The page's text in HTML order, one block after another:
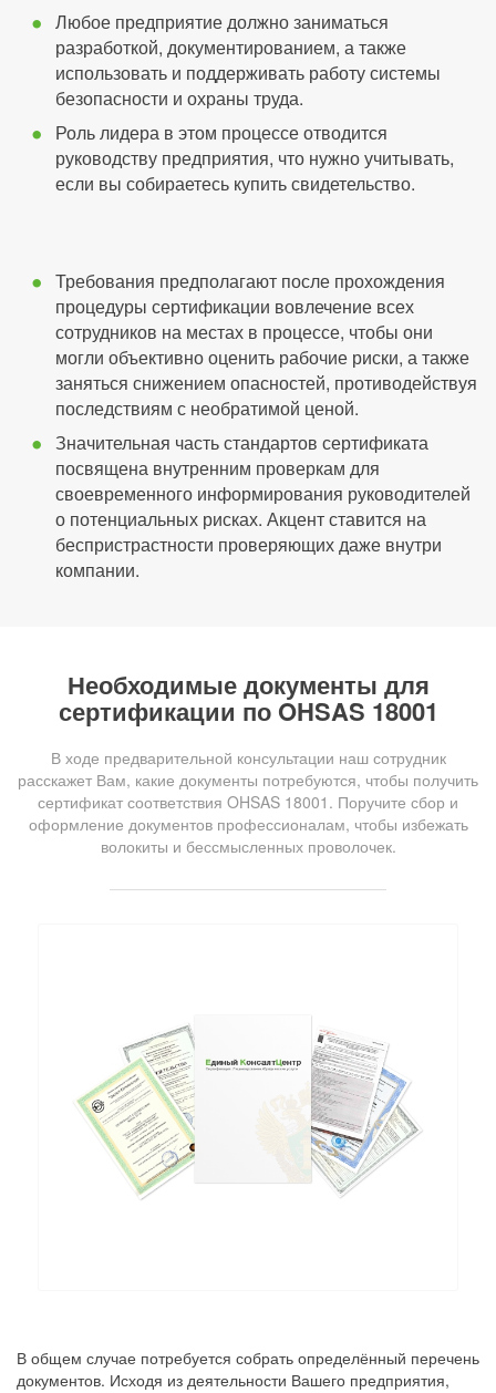
Любое предприятие должно заниматься
разработкой, документированием, а также
использовать и поддерживать работу системы
безопасности и охраны труда.
Роль лидера в этом процессе отводится
руководству предприятия, что нужно учитывать,
если вы собираетесь купить свидетельство.
Требования предполагают после прохождения
процедуры сертификации вовлечение всех
сотрудников на местах в процессе, чтобы они
могли объективно оценить рабочие риски, а также
заняться снижением опасностей, противодействуя
последствиям с необратимой ценой.
Значительная часть стандартов сертификата
посвящена внутренним проверкам для
своевременного информирования руководителей
о потенциальных рисках. Акцент ставится на
беспристрастности проверяющих даже внутри
компании.
Необходимые документы для
сертификации по OHSAS 18001
В ходе предварительной консультации наш сотрудник
расскажет Вам, какие документы потребуются, чтобы получить
сертификат соответствия OHSAS 18001. Поручите сбор и
оформление документов профессионалам, чтобы избежать
волокиты и бессмысленных проволочек.
В общем случае потребуется собрать определённый перечень
документов. Исходя из деятельности Вашего предприятия,